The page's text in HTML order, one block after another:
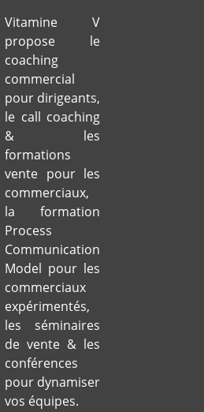
Vitamine V
propose le
coaching
commercial
pour dirigeants,
le call coaching
& les
formations
vente pour les
commerciaux,
la formation
Process
Communication
Model pour les
commerciaux
expérimentés,
les séminaires
de vente & les
conférences
pour dynamiser
vos équipes.